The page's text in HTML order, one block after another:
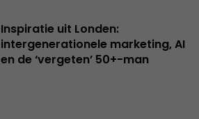
Inspiratie uit Londen:
intergenerationele marketing, AI
en de ‘vergeten’ 50+-man